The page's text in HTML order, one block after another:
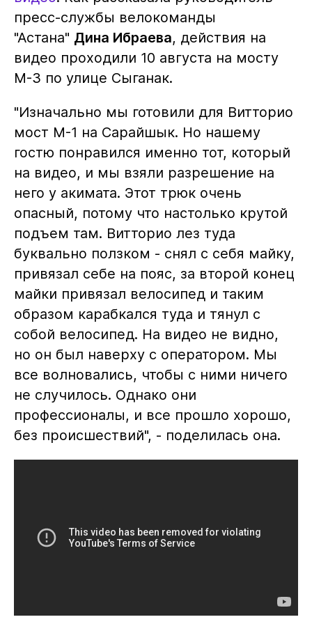
пресс-службы велокоманды
"Астана" Дина Ибраева, действия на
видео проходили 10 августа на мосту
М-3 по улице Сыганак.
"Изначально мы готовили для Витторио
мост М-1 на Сарайшык. Но нашему
гостю понравился именно тот, который
на видео, и мы взяли разрешение на
него у акимата. Этот трюк очень
опасный, потому что настолько крутой
подъем там. Витторио лез туда
буквально ползком - снял с себя майку,
привязал себе на пояс, за второй конец
майки привязал велосипед и таким
образом карабкался туда и тянул с
собой велосипед. На видео не видно,
но он был наверху с оператором. Мы
все волновались, чтобы с ними ничего
не случилось. Однако они
профессионалы, и все прошло хорошо,
без происшествий", - поделилась она.